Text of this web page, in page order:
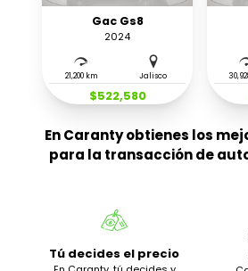
Gac Gs8
2024
21,200 km Jalisco
$522,580
En Caranty obtienes los
para la transacción de
Tú decides el precio